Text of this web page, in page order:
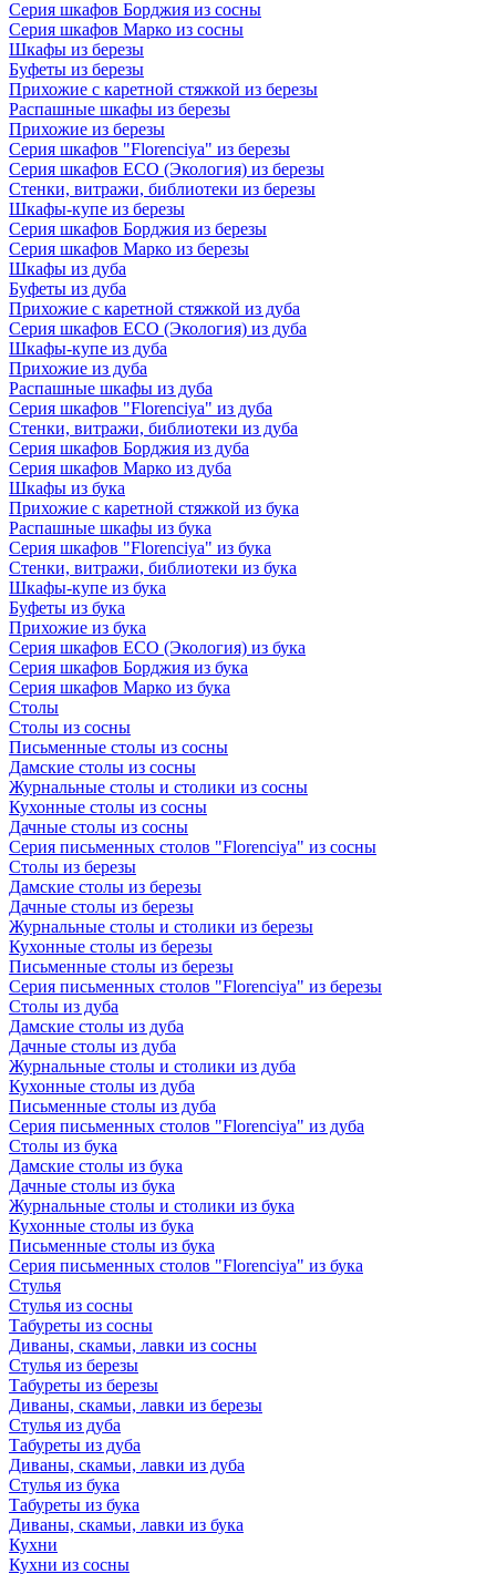
Серия шкафов Борджия из сосны
Серия шкафов Марко из сосны
Шкафы из березы
Буфеты из березы
Прихожие с каретной стяжкой из березы
Распашные шкафы из березы
Прихожие из березы
Серия шкафов "Florenciya" из березы
Серия шкафов ECO (Экология) из березы
Стенки, витражи, библиотеки из березы
Шкафы-купе из березы
Серия шкафов Борджия из березы
Серия шкафов Марко из березы
Шкафы из дуба
Буфеты из дуба
Прихожие с каретной стяжкой из дуба
Серия шкафов ECO (Экология) из дуба
Шкафы-купе из дуба
Прихожие из дуба
Распашные шкафы из дуба
Серия шкафов "Florenciya" из дуба
Стенки, витражи, библиотеки из дуба
Серия шкафов Борджия из дуба
Серия шкафов Марко из дуба
Шкафы из бука
Прихожие с каретной стяжкой из бука
Распашные шкафы из бука
Серия шкафов "Florenciya" из бука
Стенки, витражи, библиотеки из бука
Шкафы-купе из бука
Буфеты из бука
Прихожие из бука
Серия шкафов ECO (Экология) из бука
Серия шкафов Борджия из бука
Серия шкафов Марко из бука
Столы
Столы из сосны
Письменные столы из сосны
Дамские столы из сосны
Журнальные столы и столики из сосны
Кухонные столы из сосны
Дачные столы из сосны
Серия письменных столов "Florenciya" из сосны
Столы из березы
Дамские столы из березы
Дачные столы из березы
Журнальные столы и столики из березы
Кухонные столы из березы
Письменные столы из березы
Серия письменных столов "Florenciya" из березы
Столы из дуба
Дамские столы из дуба
Дачные столы из дуба
Журнальные столы и столики из дуба
Кухонные столы из дуба
Письменные столы из дуба
Серия письменных столов "Florenciya" из дуба
Столы из бука
Дамские столы из бука
Дачные столы из бука
Журнальные столы и столики из бука
Кухонные столы из бука
Письменные столы из бука
Серия письменных столов "Florenciya" из бука
Стулья
Стулья из сосны
Табуреты из сосны
Диваны, скамьи, лавки из сосны
Стулья из березы
Табуреты из березы
Диваны, скамьи, лавки из березы
Стулья из дуба
Табуреты из дуба
Диваны, скамьи, лавки из дуба
Стулья из бука
Табуреты из бука
Диваны, скамьи, лавки из бука
Кухни
Кухни из сосны